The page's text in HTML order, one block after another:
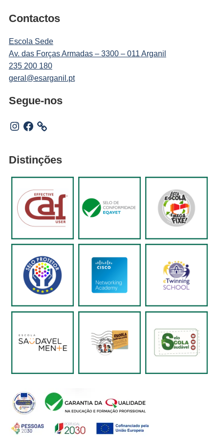
Contactos
Escola Sede
Av. das Forças Armadas – 3300 – 011 Arganil
235 200 180
geral@esarganil.pt
Segue-nos
Instagram
Facebook
Distinções